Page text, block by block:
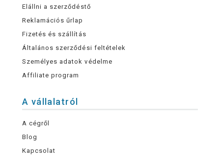
Elállni a szerződéstő
Reklamációs űrlap
Fizetés és szállítás
Általános szerződési feltételek
Személyes adatok védelme
Affiliate program
A vállalatról
A cégről
Blog
Kapcsolat